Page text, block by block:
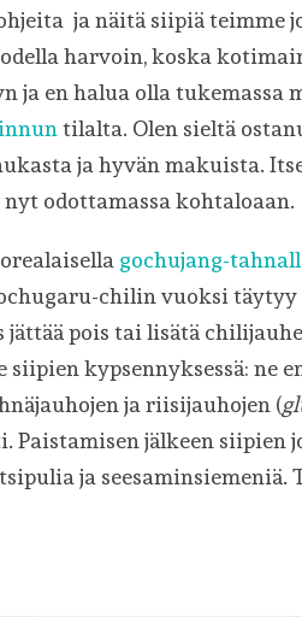
ja näitä siipiä teimme
harvoin, koska
ja en halua olla tukemassa
tilalta. Olen sieltä
ja hyvän makuista.
odottamassa kohtaloaan.
gochujang-
chilin vuoksi
jättää pois tai lisätä
siipien kypsennyksessä: ne
ja riisijauhojen (
Paistamisen jälkeen siipien
ja